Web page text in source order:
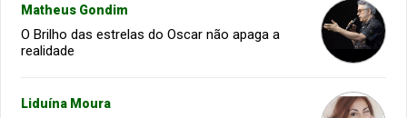
Matheus Gondim
O Brilho das estrelas do Oscar não apaga a
realidade
Liduína Moura